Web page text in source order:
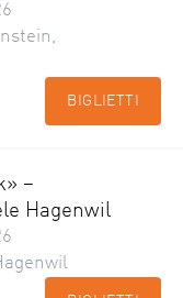
BIGLIETTI
–
Hagenwil